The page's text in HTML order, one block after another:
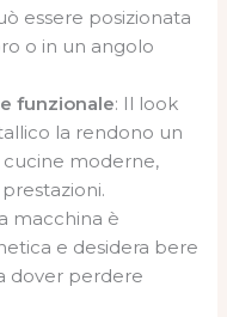
essere posizionata
o in un angolo
funzionale: Il look
la rendono un
moderne,
macchina è
e desidera bere
dover perdere